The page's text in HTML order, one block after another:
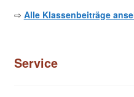
⇨ Alle Klassenbeiträge
Service